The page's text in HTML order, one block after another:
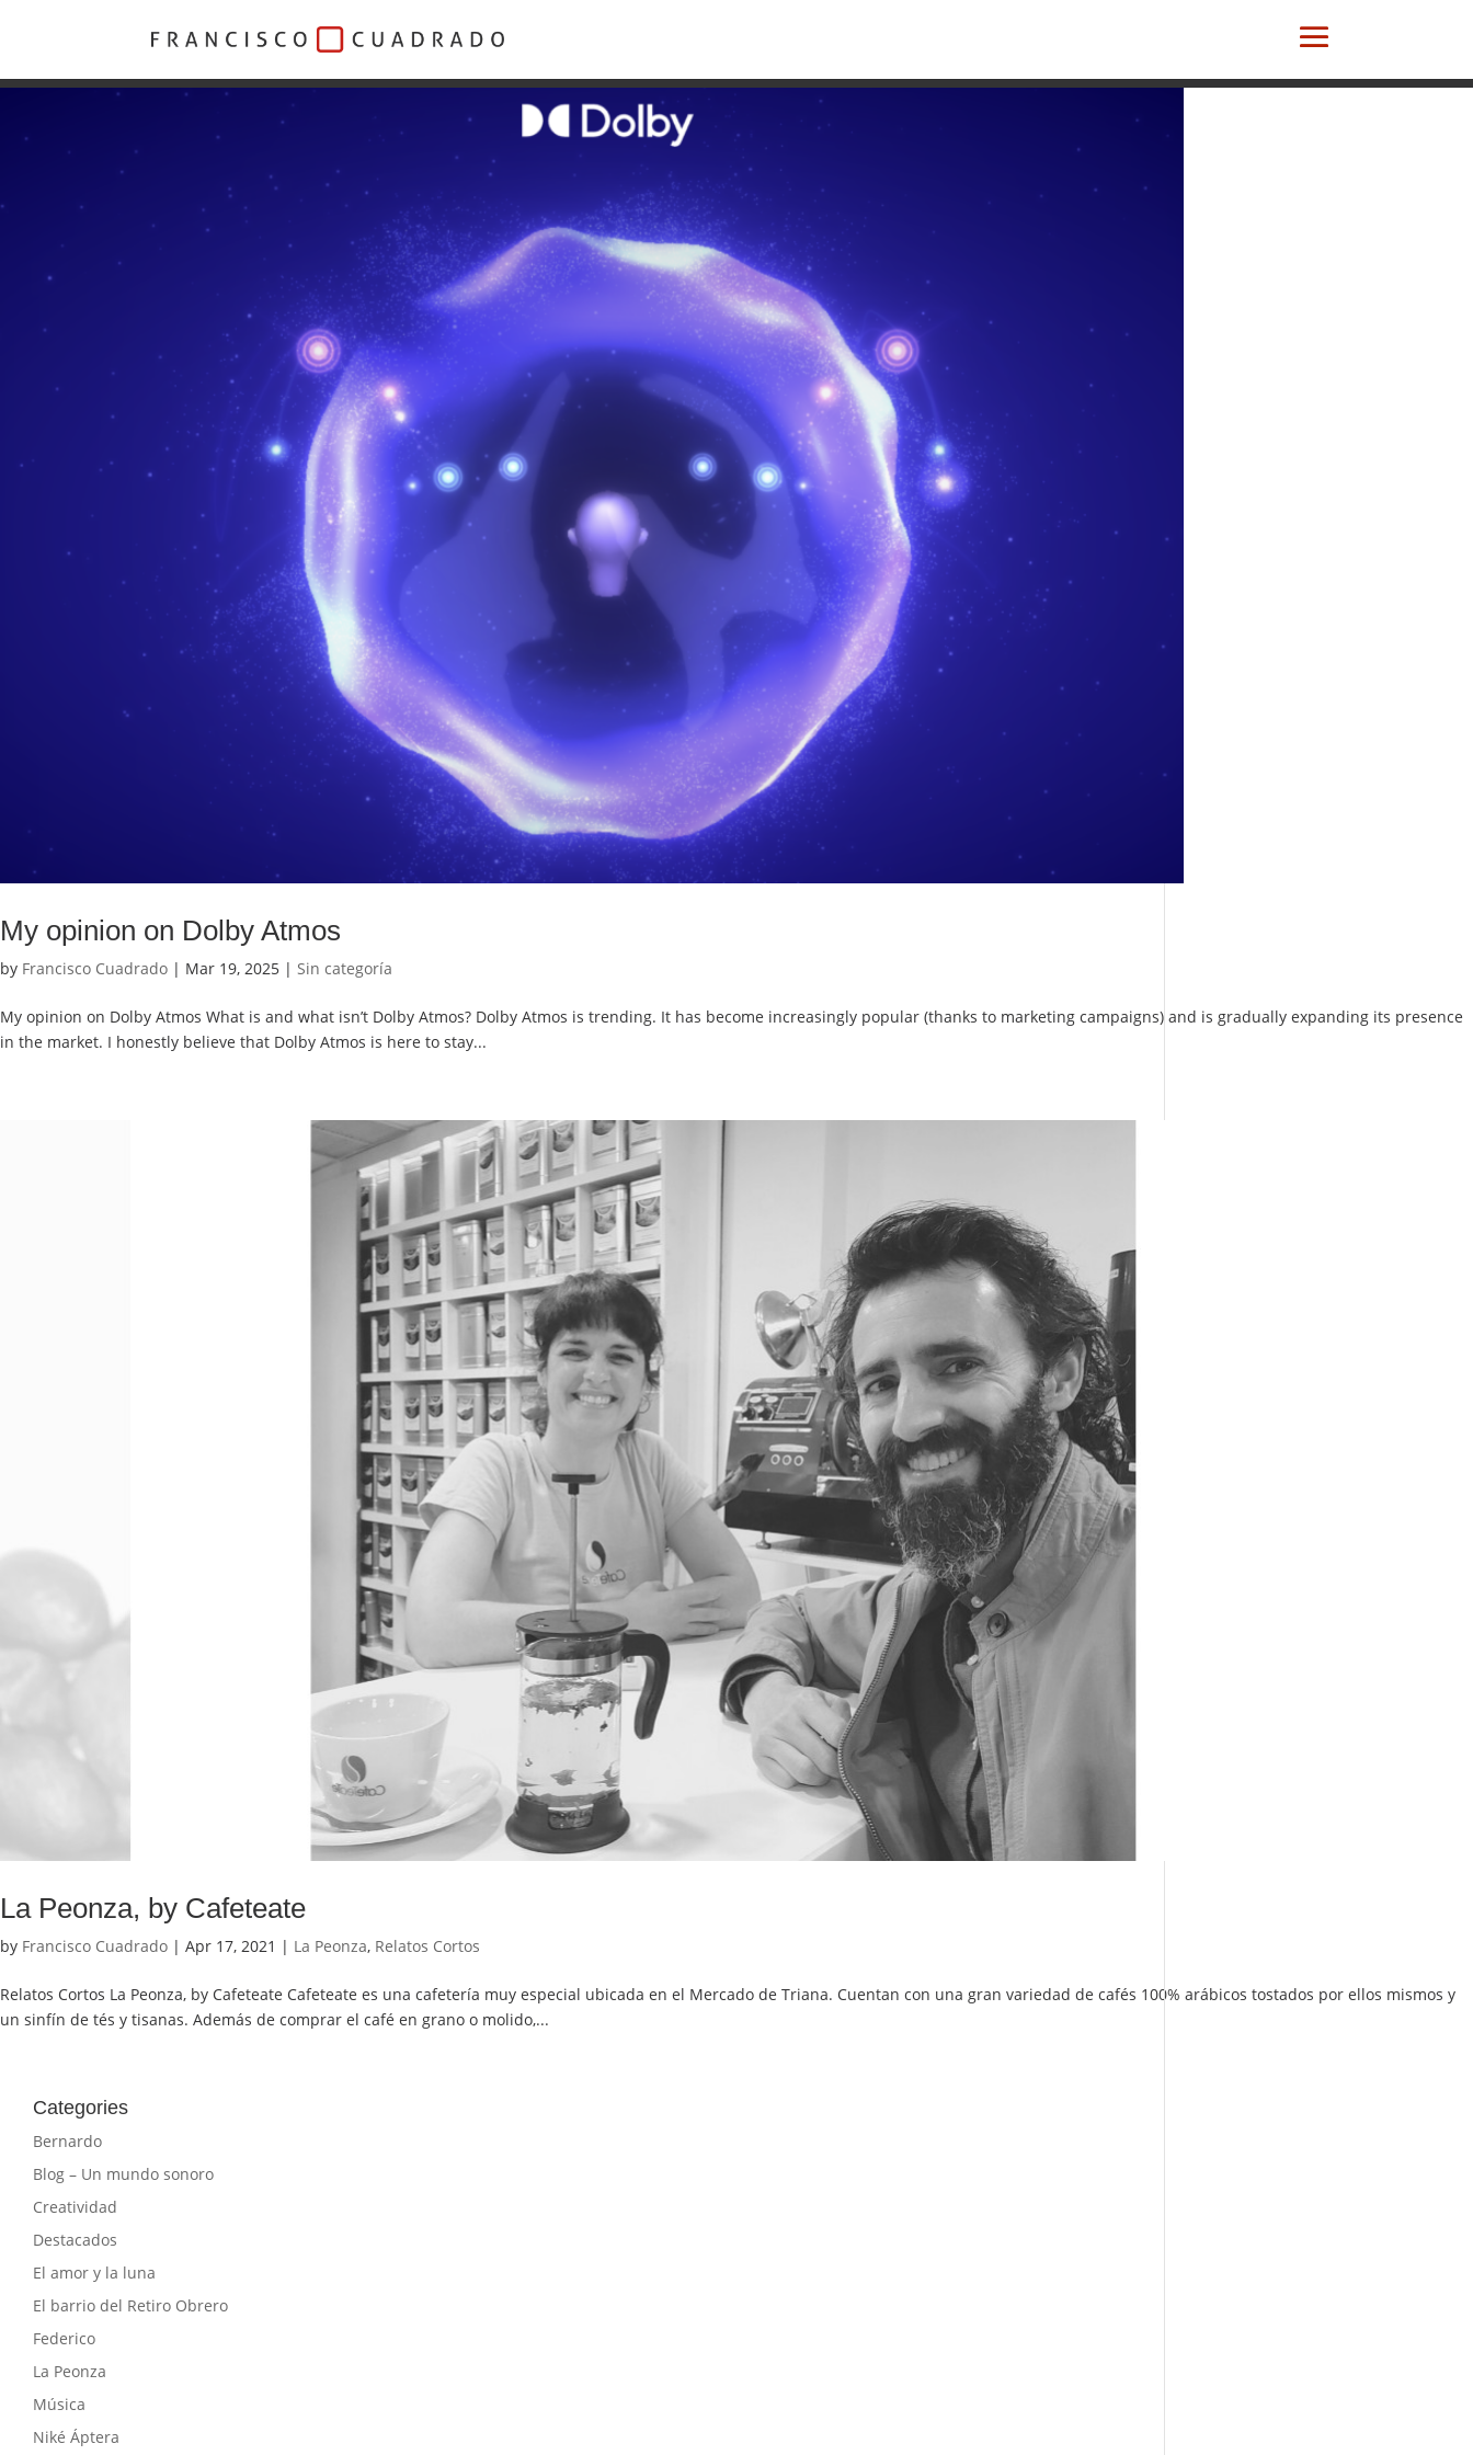
My opinion on Dolby Atmos
by Francisco Cuadrado | Mar 19, 2025 | Sin categoría
My opinion on Dolby Atmos What is and what isn’t Dolby Atmos? Dolby Atmos is trending. It has become increasingly popular (thanks to marketing campaigns) and is gradually expanding its presence
in the market. I honestly believe that Dolby Atmos is here to stay...
La Peonza, by Cafeteate
by Francisco Cuadrado | Apr 17, 2021 | La Peonza, Relatos Cortos
Relatos Cortos La Peonza, by Cafeteate Cafeteate es una cafetería muy especial ubicada en el Mercado de Triana. Cuentan con una gran variedad de cafés 100% arábicos tostados por ellos mismos y
un sinfín de tés y tisanas. Además de comprar el café en grano o molido,...
Categories
Bernardo
Blog – Un mundo sonoro
Creatividad
Destacados
El amor y la luna
El barrio del Retiro Obrero
Federico
La Peonza
Música
Niké Áptera